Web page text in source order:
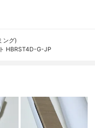
ング)
HBRST4D-G-JP